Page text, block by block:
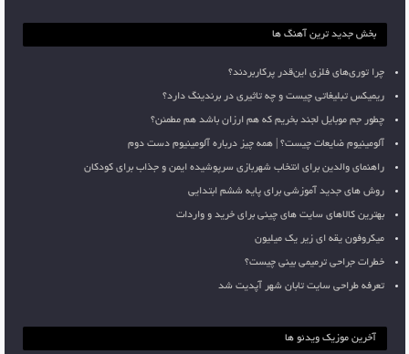
بخش جدید ترین آهنگ ها
چرا توری‌های فلزی این‌قدر پرکاربردند؟
ریمیکس تبلیغاتی چیست و چه تاثیری در برندینگ دارد؟
چطور جم موبایل لجند بخریم که هم ارزان باشد هم مطمئن؟
آلومینیوم ضایعات چیست؟ | همه چیز درباره آلومینیوم دست دوم
راهنمای والدین برای انتخاب شهربازی سرپوشیده ایمن و جذاب برای کودکان
روش های جدید آموزشی برای پایه ششم ابتدایی
بهترین کالاهای سایت های چینی برای خرید و واردات
میکروفون یقه ای زیر یک میلیون
خطرات جراحی ترمیمی بینی چیست؟
تعرفه طراحی سایت تابان شهر آپدیت شد
آخرین موزیک ویدئو ها